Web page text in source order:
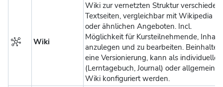
Wiki
Wiki zur vernetzten Struktur
Textseiten, vergleichbar mit Wikipedia
oder ähnlichen Angeboten. Incl.
Möglichkeit für Kursteilnehmende,
anzulegen und zu bearbeiten. Beinhaltet
eine Versionierung, kann als individuelles
(Lerntagebuch, Journal) oder allgemeines
Wiki konfiguriert werden.